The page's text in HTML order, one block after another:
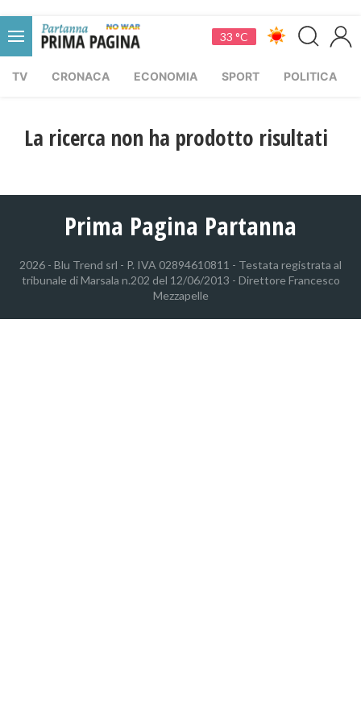
33 °C
TV CRONACA ECONOMIA SPORT POLITICA
La ricerca non ha prodotto risultati
Prima Pagina Partanna
2026 - Blu Trend srl - P. IVA 02894610811 - Testata registrata al
tribunale di Marsala n.202 del 12/06/2013 - Direttore Francesco
Mezzapelle